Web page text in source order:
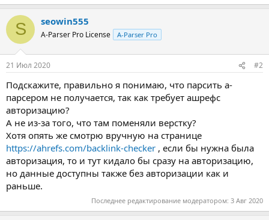
S seowin555
A-Parser Pro License A-Parser Pro
21 Июл 2020 #2
Подскажите, правильно я понимаю, что парсить а-
парсером не получается, так как требует ашрефс
авторизацию?
А не из-за того, что там поменяли верстку?
Хотя опять же смотрю вручную на странице
https://ahrefs.com/backlink-checker , если бы нужна была
авторизация, то и тут кидало бы сразу на авторизацию,
но данные доступны также без авторизации как и
раньше.
Последнее редактирование модератором: 3 Авг 2020